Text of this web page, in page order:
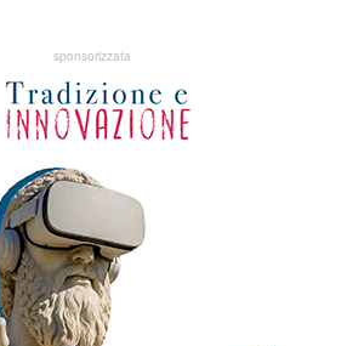
sponsorizzata